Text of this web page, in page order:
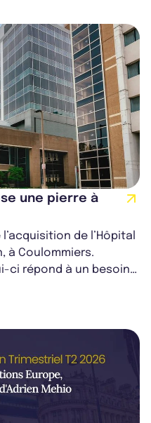
une pierre à
de l’Hôpital
à Coulommiers.
ci répond à un besoin